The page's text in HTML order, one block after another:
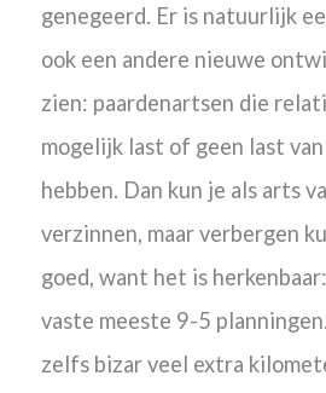
genegeerd. Er is natuurlijk
ook een andere nieuwe
zien: paardenartsen die
mogelijk last of geen last
hebben. Dan kun je als arts
verzinnen, maar verbergen
goed, want het is
vaste meeste 9-5 planningen.
zelfs bizar veel extra